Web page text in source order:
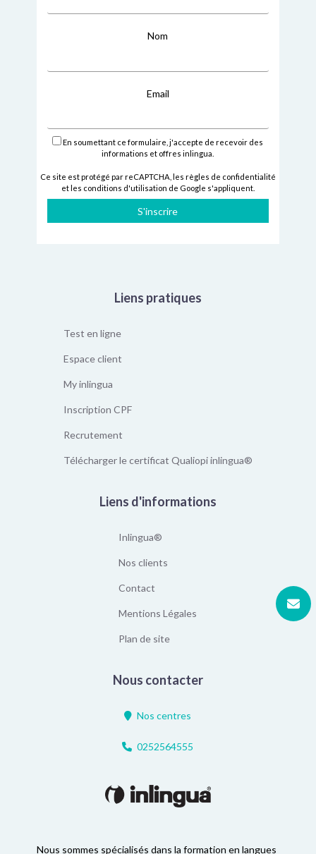
Nom
Email
En soumettant ce formulaire, j'accepte de recevoir des
informations et offres inlingua.
Ce site est protégé par reCAPTCHA,
les règles de confidentialité
et les conditions d'utilisation de Google s'appliquent.
S'inscrire
Nous sommes spécialisés dans la formation en langues
Liens pratiques
Test en ligne
Espace client
My inlingua
Inscription CPF
Recrutement
Télécharger le certificat Qualiopi inlingua®
Liens d'informations
Inlingua®
Nos clients
Contact
Mentions Légales
Plan de site
Nous contacter
Nos centres
0252564555